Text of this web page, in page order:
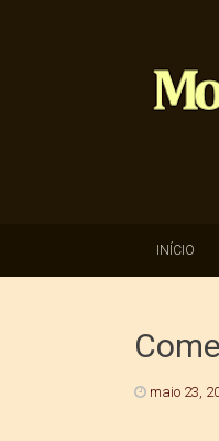
SKIP TO
INÍCIO
maio 23,